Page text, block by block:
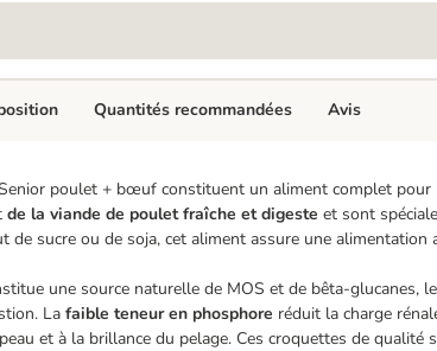
poulet + bœuf constituent un aliment complet pour
de la viande de poulet fraîche et digeste et sont
de sucre ou de soja, cet aliment assure une alimentation
une source naturelle de MOS et de bêta-glucanes,
La faible teneur en phosphore réduit la charge
et à la brillance du pelage. Ces croquettes de qualité
Quantités recommandées Avis